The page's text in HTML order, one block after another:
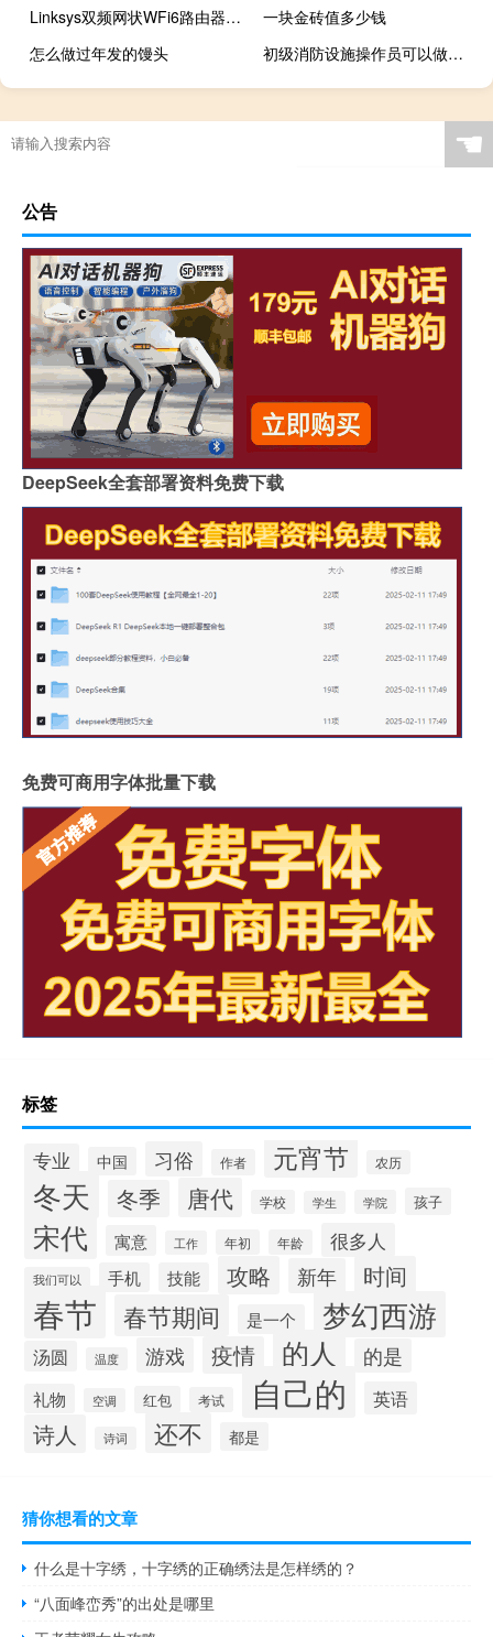
Linksys双频网状WFi6路由器评测
一块金砖值多少钱
怎么做过年发的馒头
初级消防设施操作员可以做什么
浙大mba今年学费大概是多少
☚
公告
DeepSeek全套部署资料免费下载
免费可商用字体批量下载
标签
专业 中国 习俗 作者 元宵节 农历
冬天 冬季 唐代 学校 学生 学院 孩子
宋代 寓意 工作 年初 年龄 很多人
我们可以 手机 技能 攻略 新年 时间
春节 春节期间 是一个 梦幻西游
汤圆 温度 游戏 疫情 的人 的是
礼物 空调 红包 考试 自己的 英语
诗人 诗词 还不 都是
猜你想看的文章
什么是十字绣，十字绣的正确绣法是怎样绣的？
“八面峰峦秀”的出处是哪里